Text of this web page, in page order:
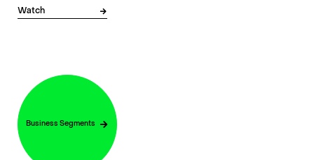
Watch
Business Segments